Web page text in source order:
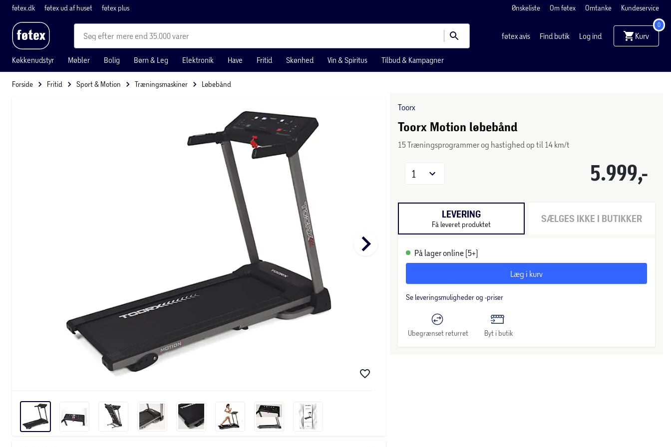
føtex.dk føtex ud af huset føtex plus Ønskeliste Om føtex Omtanke Kundeservice
mere end 35.000 varer føtex avis Find butik Log ind Kurv
0
Køkkenudstyr Møbler Bolig Børn & Leg Elektronik Have Fritid Skønhed Vin & Spiritus Tilbud & Kampagner
Forside Fritid Sport & Motion Træningsmaskiner Løbebånd
keyboard_arrow_right
Toorx
Toorx Motion løbebånd
15 Træningsprogrammer og hastighed op til 14 km/t
5.999,-
1
LEVERING
Få leveret produktet SÆLGES IKKE I BUTIKKER
På lager online (5+)
Læg i kurv
Se leveringsmuligheder og -priser
Ubegrænset returret Byt i butik